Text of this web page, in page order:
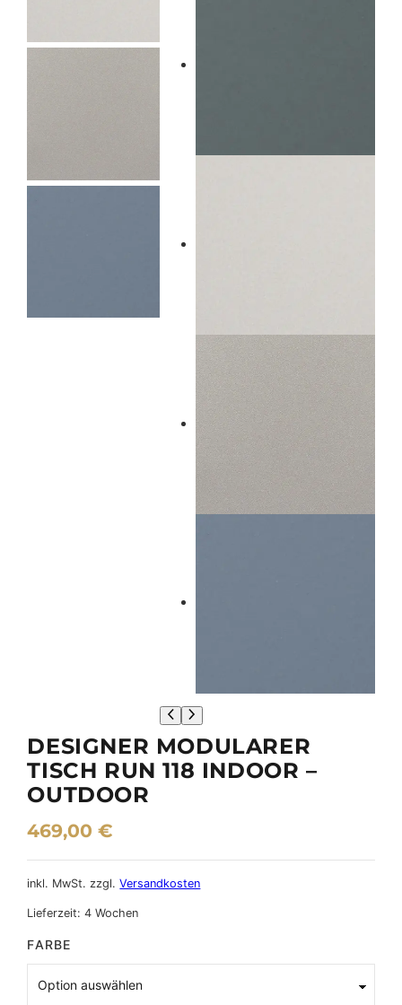
DESIGNER MODULARER
TISCH RUN 118 INDOOR –
OUTDOOR
469,00€
inkl. MwSt. zzgl.Versandkosten
Lieferzeit:4 Wochen
FARBE